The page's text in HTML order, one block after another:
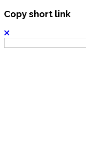
Copy short link